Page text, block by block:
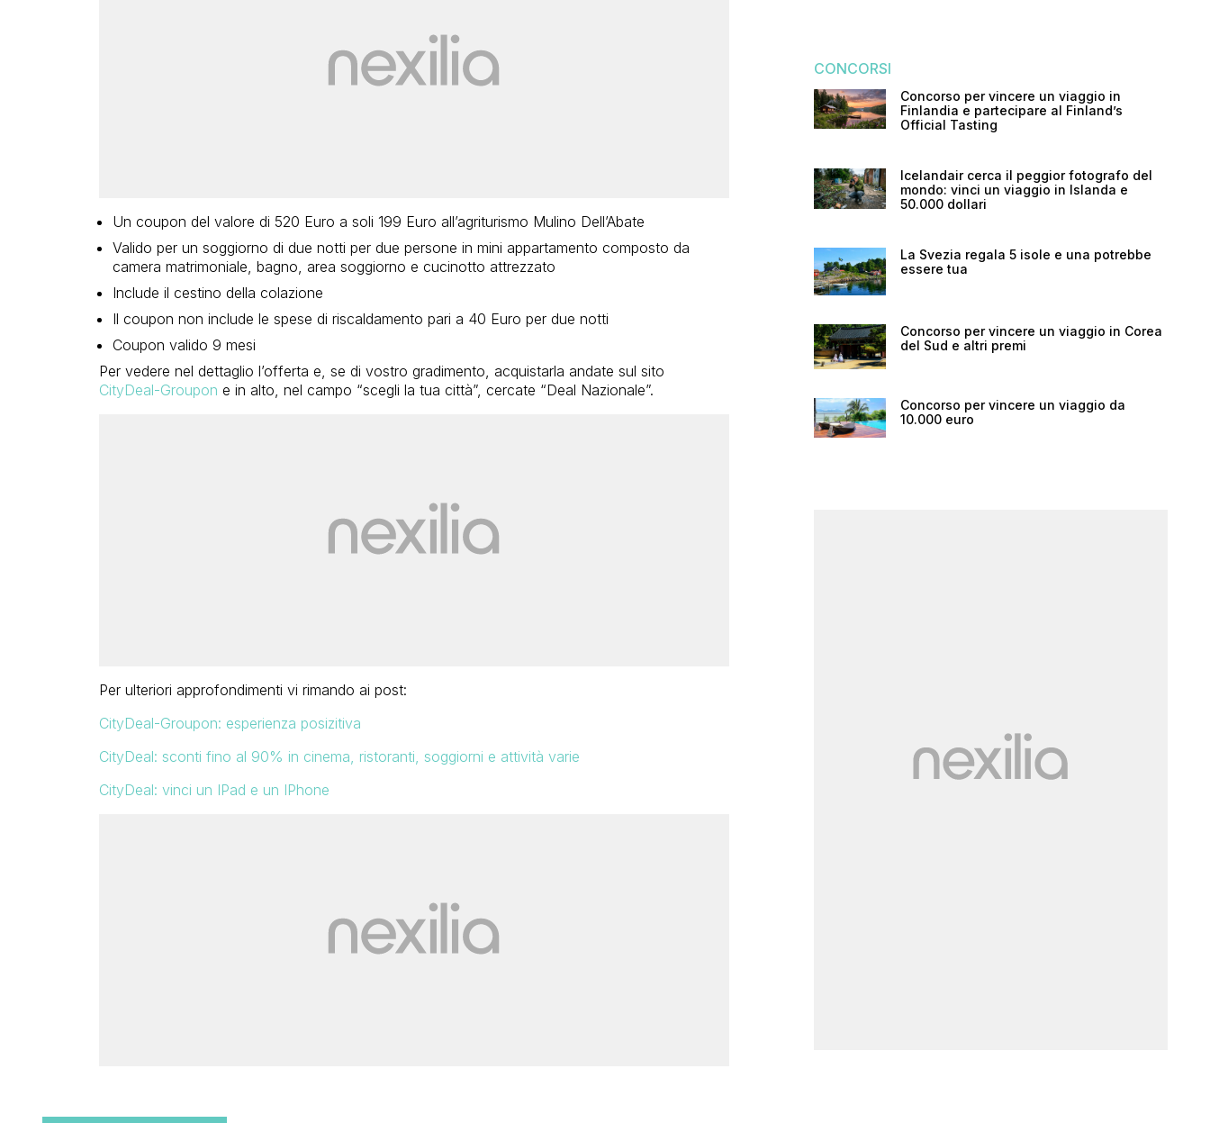
Un coupon del valore di 520 Euro a soli 199 Euro all’agriturismo Mulino Dell’Abate
Valido per un soggiorno di due notti per due persone in mini appartamento composto da
camera matrimoniale, bagno, area soggiorno e cucinotto attrezzato
Include il cestino della colazione
Il coupon non include le spese di riscaldamento pari a 40 Euro per due notti
Coupon valido 9 mesi
Per vedere nel dettaglio l’offerta e, se di vostro gradimento, acquistarla andate sul sito
CityDeal-Groupon e in alto, nel campo “scegli la tua città”, cercate “Deal Nazionale”.
Per ulteriori approfondimenti vi rimando ai post:
CityDeal-Groupon: esperienza posizitiva
CityDeal: sconti fino al 90% in cinema, ristoranti, soggiorni e attività varie
CityDeal: vinci un IPad e un IPhone
CONCORSI
Concorso per vincere un viaggio in
Finlandia e partecipare al Finland’s
Official Tasting
Icelandair cerca il peggior fotografo del
mondo: vinci un viaggio in Islanda e
50.000 dollari
La Svezia regala 5 isole e una potrebbe
essere tua
Concorso per vincere un viaggio in Corea
del Sud e altri premi
Concorso per vincere un viaggio da
10.000 euro